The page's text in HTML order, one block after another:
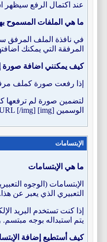
عند اكتمال الرفع سيظهر
ما هي الملفات المسموح
في نافذة الملف المرفق
المرفقة التي يمكنك
كيف يمكنني اضافة صورة
إذا رفعت صورة كملف
لتضمين صورة لم ترفعها
الوسمين [img] URL [/img] , متأكداً من عدم اضافة أية فراغات قبل أو بعد رابط الصورة ، بإمكانك ادخال صورة من ألبوماتك
الإبتسامات
ما هي الإبتسامات
الإبتسامات (الوجوه
التعبيري الذي يعبر عن هذا.
إذا كنت تستخدم البريد
يتم استبداله بوجه
كيف أستطيع إضافة